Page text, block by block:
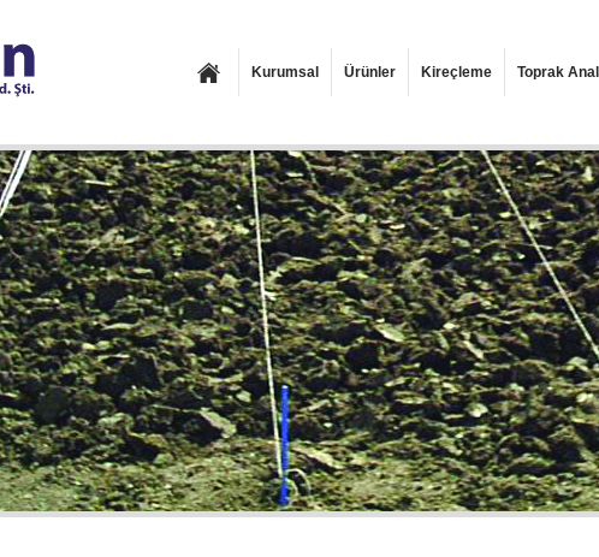
Kurumsal Ürünler Kireçleme Toprak